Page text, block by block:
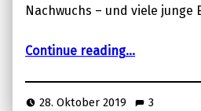
Nachwuchs – und viele junge
Continue reading“Azubi-Mangel im Handwerk Nachwuchs dringend gesucht!”
…
28. Oktober 2019 3